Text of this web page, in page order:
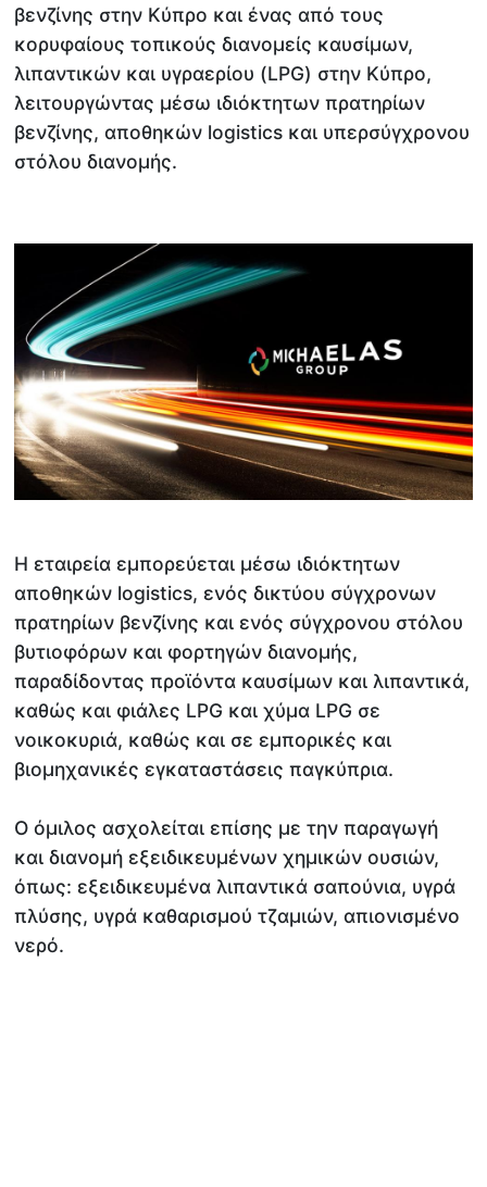
βενζίνης στην Κύπρο και ένας από τους
κορυφαίους τοπικούς διανομείς καυσίμων,
λιπαντικών και υγραερίου (LPG) στην Κύπρο,
λειτουργώντας μέσω ιδιόκτητων πρατηρίων
βενζίνης, αποθηκών logistics και υπερσύγχρονου
στόλου διανομής.
Η εταιρεία εμπορεύεται μέσω ιδιόκτητων
αποθηκών logistics, ενός δικτύου σύγχρονων
πρατηρίων βενζίνης και ενός σύγχρονου στόλου
βυτιοφόρων και φορτηγών διανομής,
παραδίδοντας προϊόντα καυσίμων και λιπαντικά,
καθώς και φιάλες LPG και χύμα LPG σε
νοικοκυριά, καθώς και σε εμπορικές και
βιομηχανικές εγκαταστάσεις παγκύπρια.
Ο όμιλος ασχολείται επίσης με την παραγωγή
και διανομή εξειδικευμένων χημικών ουσιών,
όπως: εξειδικευμένα λιπαντικά σαπούνια, υγρά
πλύσης, υγρά καθαρισμού τζαμιών, απιονισμένο
νερό.